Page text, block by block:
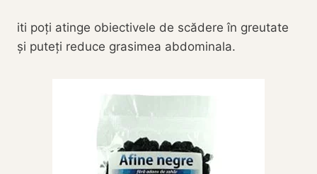
iti poți atinge obiectivele de scădere în greutate
și puteți reduce grasimea abdominala.